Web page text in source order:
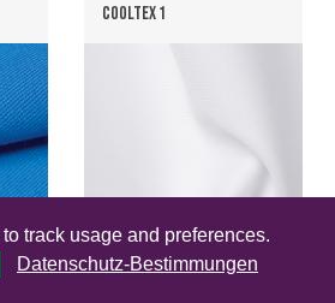
track usage and preferences.
Datenschutz-Bestimmungen
210
COOLTEX 1